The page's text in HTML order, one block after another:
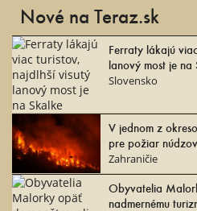
Nové na Teraz.sk
Ferraty lákajú
lanový most je na
Slovensko
V jednom z
pre požiar
Zahraničie
Obyvatelia
nadmernému